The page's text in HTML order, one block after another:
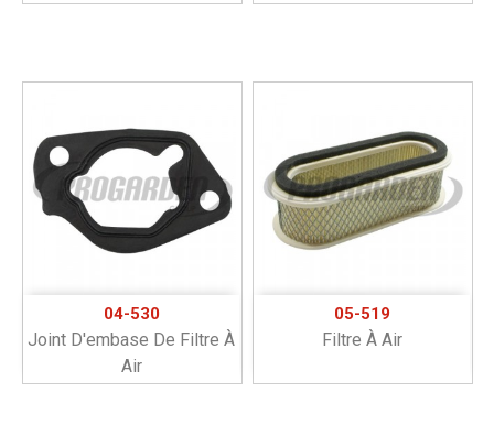
04-530
Joint D'embase De Filtre À
Air
05-519
Filtre À Air